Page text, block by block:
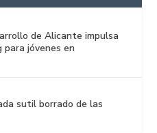
de Alicante impulsa
para jóvenes en
sutil borrado de las